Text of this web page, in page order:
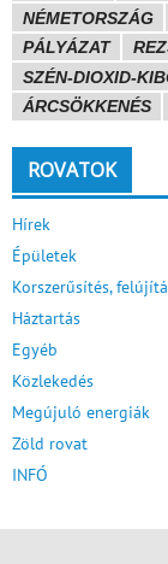
NÉMETORSZÁG
PÁLYÁZAT
SZÉN-DIOXID-
ÁRCSÖKKENÉS
ROVATOK
Hírek
Épületek
Korszerűsítés,
Háztartás
Egyéb
Közlekedés
Megújuló energiák
Zöld rovat
INFÓ